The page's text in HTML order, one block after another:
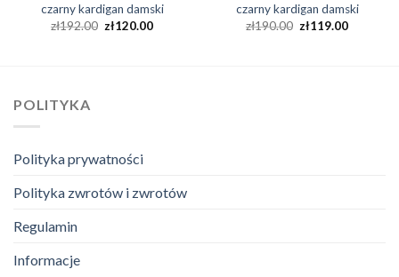
czarny kardigan damski
zł192.00 zł120.00
czarny kardigan damski
zł190.00 zł119.00
POLITYKA
Polityka prywatności
Polityka zwrotów i zwrotów
Regulamin
Informacje